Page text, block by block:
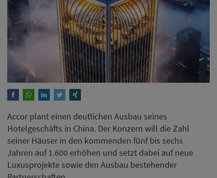
Accor plant einen deutlichen Ausbau seines
Hotelgeschäfts in China. Der Konzern will die Zahl
seiner Häuser in den kommenden fünf bis sechs
Jahren auf 1.600 erhöhen und setzt dabei auf neue
Luxusprojekte sowie den Ausbau bestehender